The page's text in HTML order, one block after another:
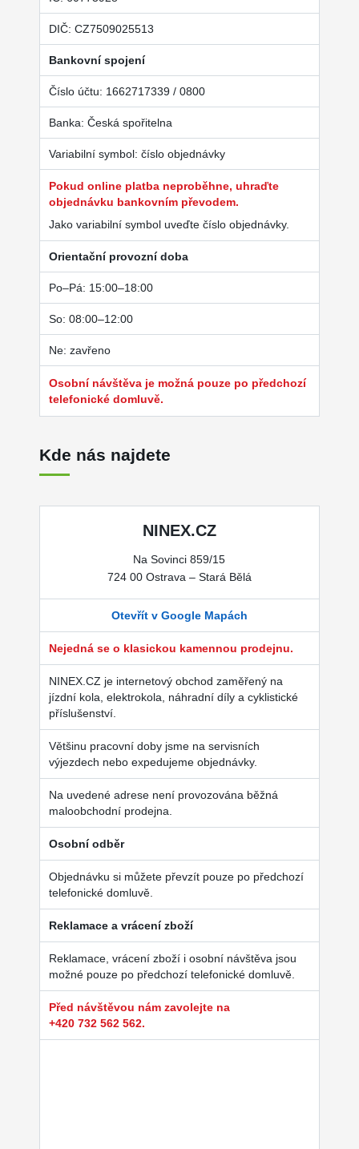
DIČ: CZ7509025513
Bankovní spojení
Číslo účtu: 1662717339 / 0800
Banka: Česká spořitelna
Variabilní symbol: číslo objednávky
Pokud online platba neproběhne, uhraďte
objednávku bankovním převodem.
Jako variabilní symbol uveďte číslo objednávky.
Orientační provozní doba
Po–Pá: 15:00–18:00
So: 08:00–12:00
Ne: zavřeno
Osobní návštěva je možná pouze po předchozí
telefonické domluvě.
Kde nás najdete
NINEX.CZ
Na Sovinci 859/15
724 00 Ostrava – Stará Bělá
Otevřít v Google Mapách
Nejedná se o klasickou kamennou prodejnu.
NINEX.CZ je internetový obchod zaměřený na
jízdní kola, elektrokola, náhradní díly a cyklistické
příslušenství.
Většinu pracovní doby jsme na servisních
výjezdech nebo expedujeme objednávky.
Na uvedené adrese není provozována běžná
maloobchodní prodejna.
Osobní odběr
Objednávku si můžete převzít pouze po předchozí
telefonické domluvě.
Reklamace a vrácení zboží
Reklamace, vrácení zboží i osobní návštěva jsou
možné pouze po předchozí telefonické domluvě.
Před návštěvou nám zavolejte na
+420 732 562 562.